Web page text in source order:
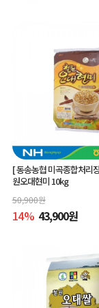
[ 동송농협 미곡종합처리
원오대현미 10kg
50,900원
14% 43,900원